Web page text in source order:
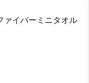
ァイバーミニタオル